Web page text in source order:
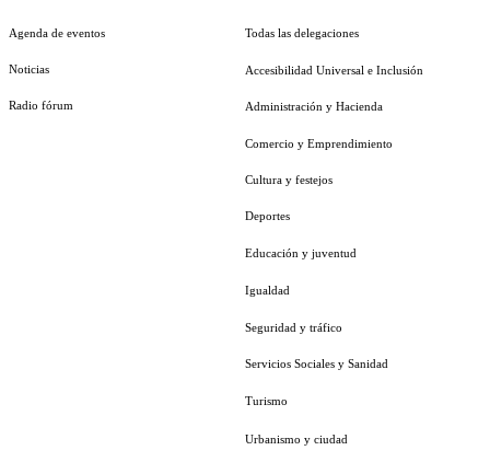
Agenda de eventos
Noticias
Radio fórum
Todas las delegaciones
Accesibilidad Universal e Inclusión
Administración y Hacienda
Comercio y Emprendimiento
Cultura y festejos
Deportes
Educación y juventud
Igualdad
Seguridad y tráfico
Servicios Sociales y Sanidad
Turismo
Urbanismo y ciudad